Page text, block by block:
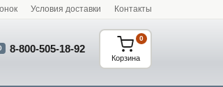
Условия доставки Контакты
8-800-505-18-92
Корзина
0